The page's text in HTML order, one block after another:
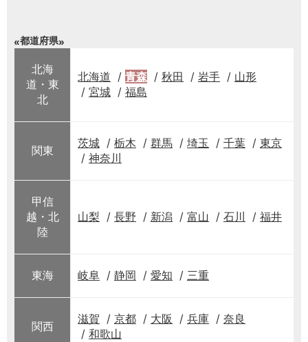
都道府県
北海
道・東
北
北海道 青森 秋田 岩手
山形
宮城
福島
関東
茨城 栃木 群馬 埼玉 千葉
東京
神奈川
甲信
越・北
陸
山梨 長野 新潟 富山 石川 福井
東海 岐阜 静岡 愛知 三重
関西
滋賀 京都 大阪 兵庫
奈良
和歌山